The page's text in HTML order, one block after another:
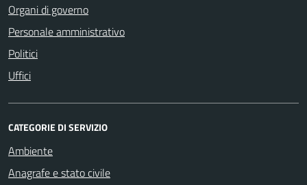
Organi di governo
Personale amministrativo
Politici
Uffici
CATEGORIE DI SERVIZIO
Ambiente
Anagrafe e stato civile